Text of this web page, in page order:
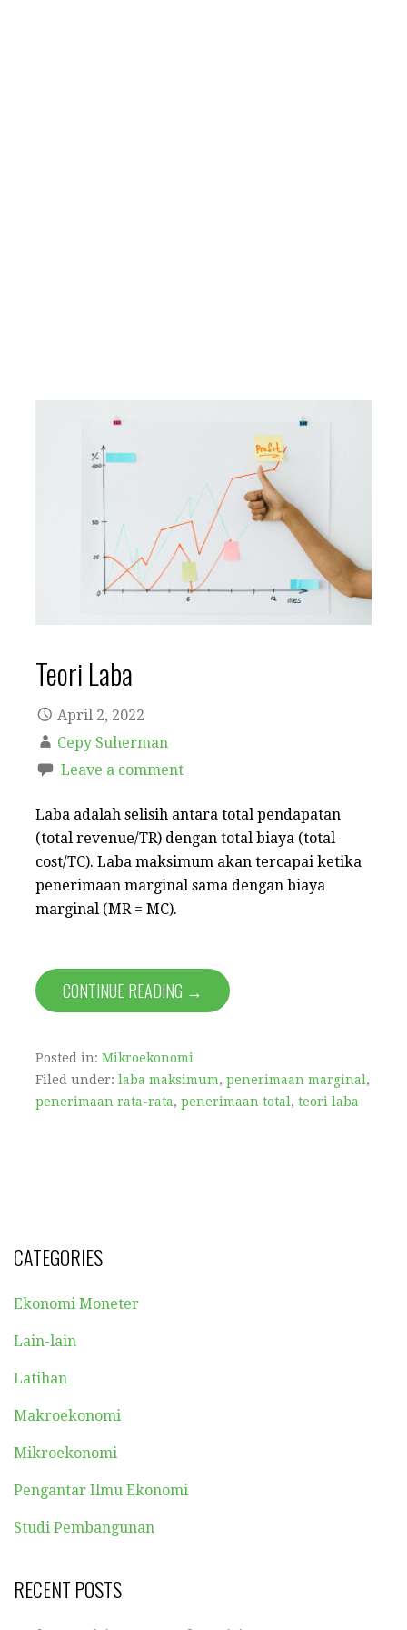
Teori Laba
April 2, 2022
Cepy Suherman
Leave a comment
Laba adalah selisih antara total pendapatan
(total revenue/TR) dengan total biaya (total
cost/TC). Laba maksimum akan tercapai ketika
penerimaan marginal sama dengan biaya
marginal (MR = MC).
CONTINUE READING →
Posted in: Mikroekonomi
Filed under: laba maksimum, penerimaan marginal,
penerimaan rata-rata, penerimaan total, teori laba
CATEGORIES
Ekonomi Moneter
Lain-lain
Latihan
Makroekonomi
Mikroekonomi
Pengantar Ilmu Ekonomi
Studi Pembangunan
RECENT POSTS